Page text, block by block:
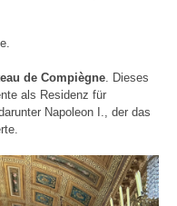
de Compiègne. Dieses
als Residenz für
Napoleon I., der das